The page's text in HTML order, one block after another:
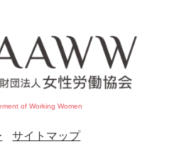
of Working Women
サイトマップ